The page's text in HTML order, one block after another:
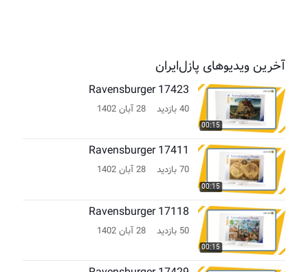
آخرین ویدیوهای پازل‌ایران
00:15
Ravensburger 17423
40 بازدید 28 آبان 1402
00:15
Ravensburger 17411
70 بازدید 28 آبان 1402
00:15
Ravensburger 17118
50 بازدید 28 آبان 1402